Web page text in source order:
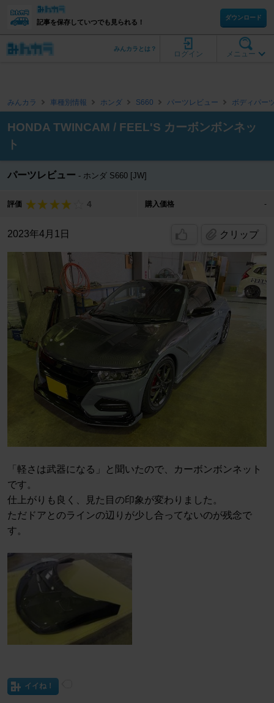
記事を保存していつでも見られる！
ダウンロード
メニュー
ログイン
みんカラとは？
みんカラ 車種別情報 ホンダ S660 パーツレビュー ボディパー
HONDA TWINCAM / FEEL'S カーボンボンネッ
ト
パーツレビュー ホンダ S660 [JW]
評価 4 購入価格 -
2023年4月1日 クリップ
「軽さは武器になる」と聞いたので、カーボンボンネット
です。
仕上がりも良く、見た目の印象が変わりました。
ただドアとのラインの辺りが少し合ってないのが残念で
す。
イイね！